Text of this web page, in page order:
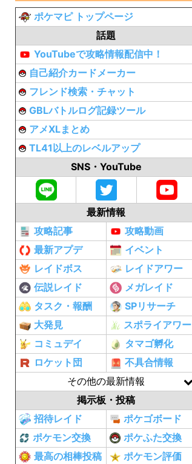
ポケマピ トップページ
話題
YouTubeで攻略情報配信中！
自己紹介カードメーカー
フレンド検索・チャット
GBLバトルログ記録ツール
アメXLまとめ
TL41以上のレベルアップ
SNS・YouTube
最新情報
攻略記事
攻略動画
最新アプデ
イベント
レイドボス
レイドアワー
伝説レイド
メガレイド
タスク・報酬
SPリサーチ
大発見
スポライアワー
コミュデイ
タマゴ孵化
ロケット団
不具合情報
その他の最新情報
掲示板・投稿
招待レイド
ポケゴボード
ポケモン交換
ポケふた交換
最高の相棒投稿
ポケモン評価